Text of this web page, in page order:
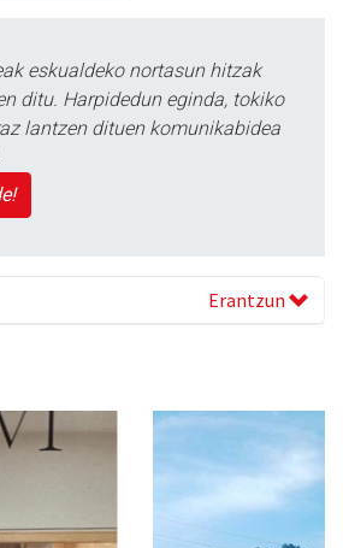
eskualdeko nortasun hitzak
ditu. Harpidedun eginda, tokiko
lantzen dituen komunikabidea
Erantzun